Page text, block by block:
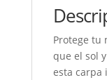
Protege tu
que el sol
esta carpa